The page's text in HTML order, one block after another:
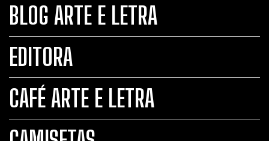
BLOG ARTE E LETRA
EDITORA
CAFÉ ARTE E LETRA